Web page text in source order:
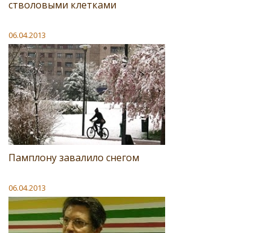
стволовыми клетками
06.04.2013
Памплону завалило снегом
06.04.2013